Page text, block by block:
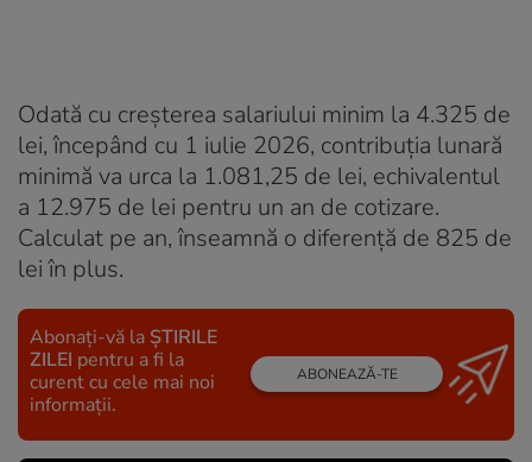
Odată cu creșterea salariului minim la 4.325 de
lei, începând cu 1 iulie 2026, contribuția lunară
minimă va urca la 1.081,25 de lei, echivalentul
a 12.975 de lei pentru un an de cotizare.
Calculat pe an, înseamnă o diferență de 825 de
lei în plus.
Abonați-vă la ȘTIRILE
ZILEI pentru a fi la
curent cu cele mai noi
informații.
ABONEAZĂ-TE